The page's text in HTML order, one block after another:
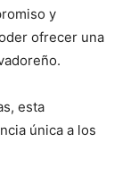
y
ofrecer una
esta
única a los